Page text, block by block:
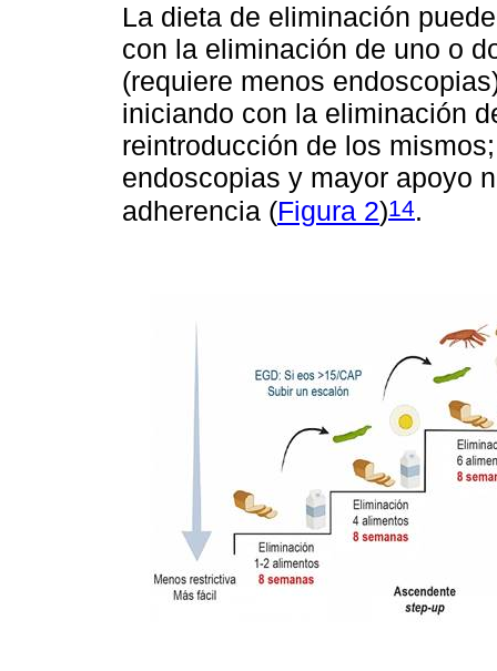
La dieta de eliminación
con la eliminación de uno o
(requiere menos
iniciando con la eliminación
reintroducción de los
endoscopias y mayor apoyo
adherencia (Figura 2)14.